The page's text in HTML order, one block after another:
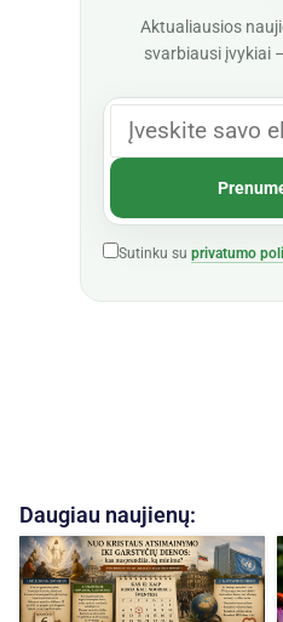
Aktualiausios
svarbiausi įvykiai
Sutinku su privatumo
Daugiau naujienų: